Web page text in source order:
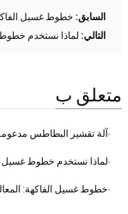
السابق: خطوط غسيل
التالي: لماذا نستخدم
متعلق ب
آلة تقشير البطاطس
لماذا نستخدم خطوط غسيل
خطوط غسيل الفاكهة: